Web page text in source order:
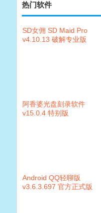
热门软件
SD女佣 SD Maid Pro
v4.10.13 破解专业版
阿香婆光盘刻录软件
v15.0.4 特别版
Android QQ轻聊版
v3.6.3.697 官方正式版